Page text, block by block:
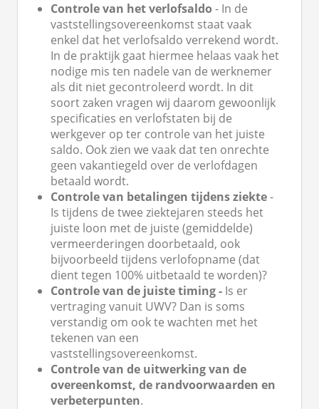
Controle van het verlofsaldo - In de
vaststellingsovereenkomst staat vaak
enkel dat het verlofsaldo verrekend wordt.
In de praktijk gaat hiermee helaas vaak het
nodige mis ten nadele van de werknemer
als dit niet gecontroleerd wordt. In dit
soort zaken vragen wij daarom gewoonlijk
specificaties en verlofstaten bij de
werkgever op ter controle van het juiste
saldo. Ook zien we vaak dat ten onrechte
geen vakantiegeld over de verlofdagen
betaald wordt.
Controle van betalingen tijdens ziekte-
Is tijdens de twee ziektejaren steeds het
juiste loon met de juiste (gemiddelde)
vermeerderingen doorbetaald, ook
bijvoorbeeld tijdens verlofopname (dat
dient tegen 100% uitbetaald te worden)?
Controle van de juiste timing - Is er
vertraging vanuit UWV? Dan is soms
verstandig om ook te wachten met het
tekenen van een
vaststellingsovereenkomst.
Controle van de uitwerking van de
overeenkomst, de randvoorwaarden en
verbeterpunten.